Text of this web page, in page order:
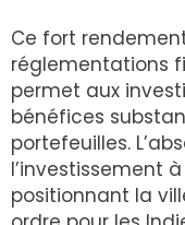
Ce fort
réglementations
permet aux
bénéfices
portefeuilles.
l’investissement
positionnant la